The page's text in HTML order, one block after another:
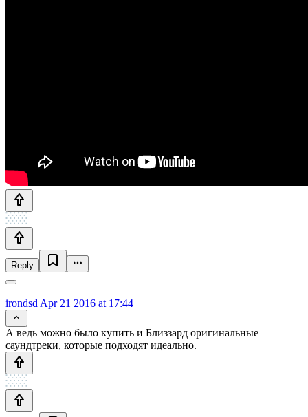
Reply
irondsd Apr 21 2016 at 17:44
А ведь можно было купить и Близзард оригинальные
саундтреки, которые подходят идеально.